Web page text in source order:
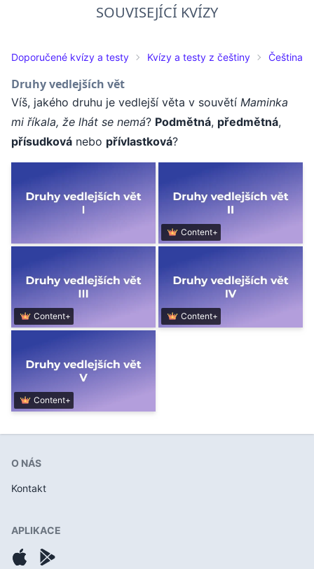
SOUVISEJÍCÍ KVÍZY
Doporučené kvízy a testy Kvízy a testy z češtiny Čeština
Druhy vedlejších vět
Víš, jakého druhu je vedlejší věta v souvětí Maminka
mi říkala, že lhát se nemá? Podmětná, předmětná,
přísudková nebo přívlastková?
Content+
Content+ Content+
Content+
O NÁS
Kontakt
APLIKACE